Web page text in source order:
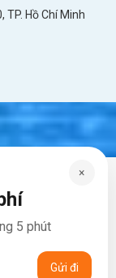
– Mexico
Quốc
TP. Hồ Chí Minh
×
5 phút